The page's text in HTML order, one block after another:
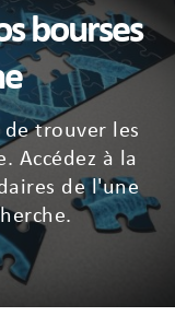
bourses
trouver les
Accédez à la
de l'une